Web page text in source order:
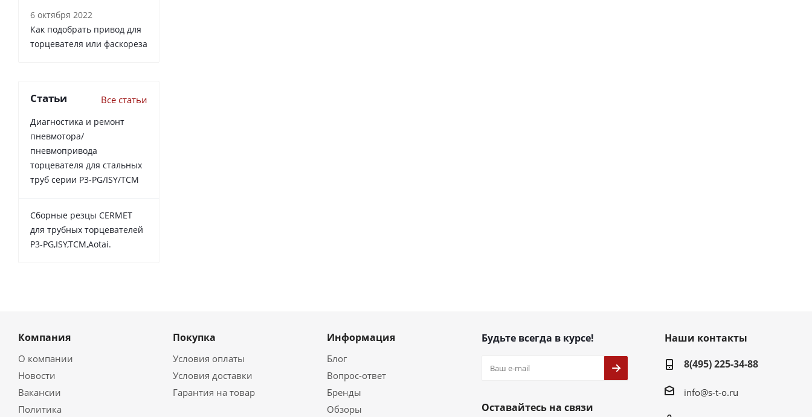
6 октября 2022
Как подобрать привод для
торцевателя или фаскореза
Статьи Все статьи
Диагностика и ремонт
пневмотора/
пневмопривода
торцевателя для стальных
труб серии P3-PG/ISY/TCM
Сборные резцы CERMET
для трубных торцевателей
P3-PG,ISY,TCM,Aotai.
Компания
О компании
Новости
Вакансии
Политика
Покупка
Условия оплаты
Условия доставки
Гарантия на товар
Информация
Блог
Вопрос-ответ
Бренды
Обзоры
Будьте всегда в курсе!
Оставайтесь на связи
Наши контакты
8(495) 225-34-88
info@s-t-o.ru